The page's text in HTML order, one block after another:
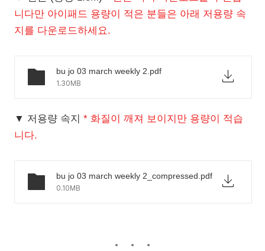
니다만 아이패드 용량이 적은 분들은 아래 저용량 속
지를 다운로드하세요.
bu jo 03 march weekly 2.pdf
1.30MB
▼ 저용량 속지 * 화질이 깨져 보이지만 용량이 적습
니다.
bu jo 03 march weekly 2_compressed.pdf
0.10MB